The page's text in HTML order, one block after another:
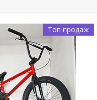
Топ продаж